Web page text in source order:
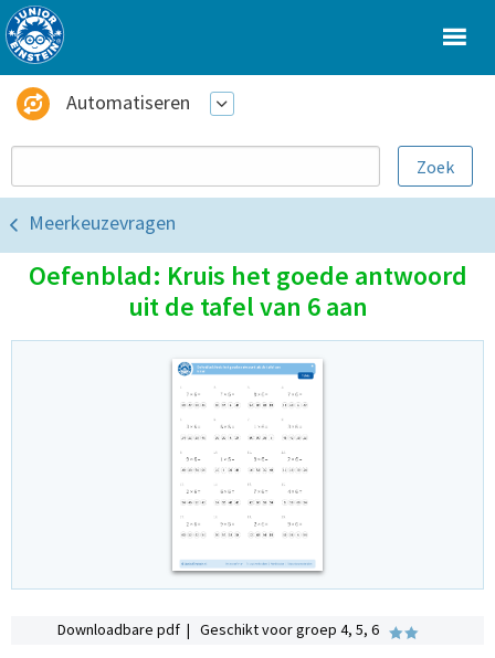
Automatiseren
Meerkeuzevragen
Oefenblad: Kruis het goede antwoord
uit de tafel van 6 aan
Downloadbare pdf | Geschikt voor groep 4, 5, 6